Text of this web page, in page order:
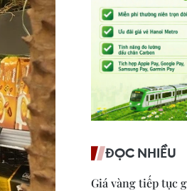
ĐỌC NHIỀU
Giá vàng tiếp tục